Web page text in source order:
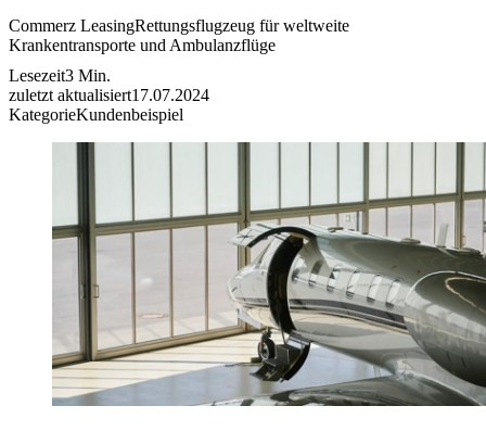
Commerz LeasingRettungsflugzeug für weltweite
Krankentransporte und Ambulanzflüge
Lesezeit3 Min.
zuletzt aktualisiert17.07.2024
KategorieKundenbeispiel